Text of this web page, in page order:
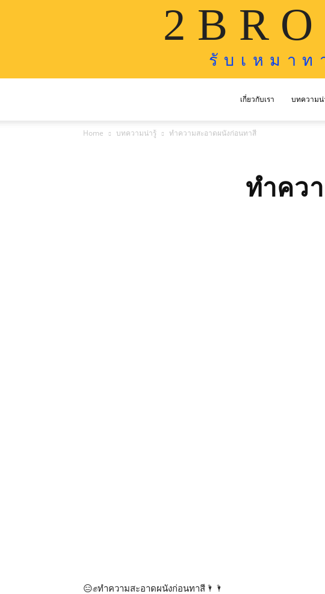
2 B R
รั บ เ ห ม า ท
เกี่ยวกับเรา บทความน่
Home บทความน่ารู้ ทำความสะอาดผนังก่อนทาสี
ทำคว
😑✊ทำความสะอาดผนังก่อนทาสี 🌂🌂